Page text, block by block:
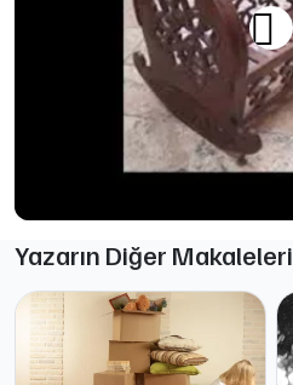
Yazarın Diğer Makaleleri